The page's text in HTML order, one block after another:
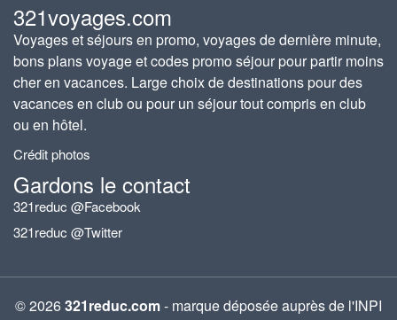
321voyages.com
Voyages et séjours en promo, voyages de dernière minute,
bons plans voyage et codes promo séjour pour partir moins
cher en vacances. Large choix de destinations pour des
vacances en club ou pour un séjour tout compris en club
ou en hôtel.
Crédit photos
Gardons le contact
321reduc @Facebook
321reduc @Twitter
© 2026321reduc.com- marque déposée auprès de l'INPI